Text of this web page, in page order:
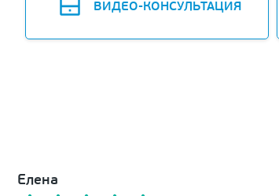
ВИДЕО-КОНСУЛЬТАЦИЯ
Елена